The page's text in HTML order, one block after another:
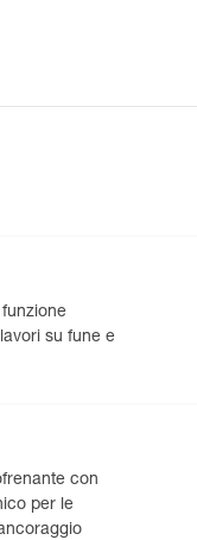
su fune e
con
per le